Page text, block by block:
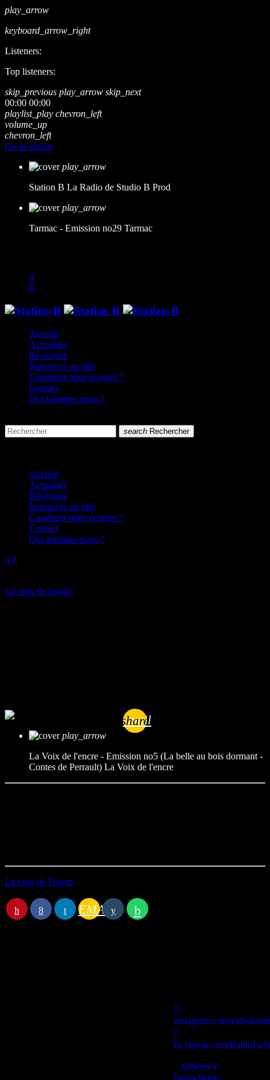
play_arrow
keyboard_arrow_right
Listeners:
Top listeners:
skip_previous play_arrow skip_next
00:00 00:00
playlist_play chevron_left
volume_up
chevron_left
Go to album
play_arrow
Station B La Radio de Studio B Prod
play_arrow
Tarmac - Emission no29 Tarmac
Accueil
Actualités
Ré-écoute
Retrouver un titre
Comment nous écouter ?
Contact
Qui sommes-nous ?
search Rechercher
Accueil
Actualités
Ré-écoute
Retrouver un titre
Comment nous écouter ?
Contact
Qui sommes-nous ?
La voix de l'encre
share
email
play_arrow
La Voix de l'encre - Emission no5 (La belle au bois dormant -
Contes de Perrault) La Voix de l'encre
La voix de l'encre
EMAIL
instagram.com/
facebook.com/
Adhérer à
l'association